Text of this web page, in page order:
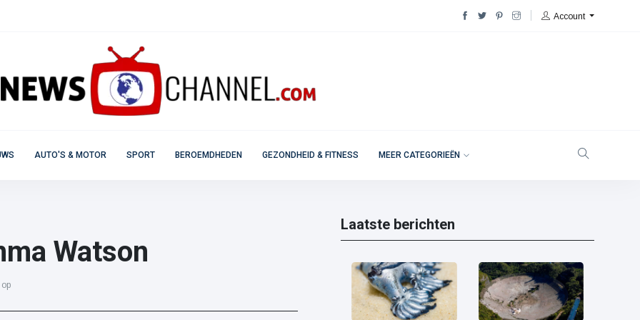
Account
AUTO'S & MOTOR SPORT BEROEMDHEDEN GEZONDHEID & FITNESS MEER CATEGORIEËN
Watson
Laatste berichten